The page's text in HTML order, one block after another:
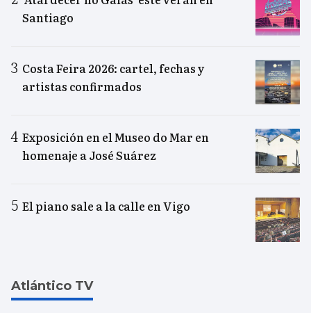
Santiago
Costa Feira 2026: cartel, fechas y
artistas confirmados
Exposición en el Museo do Mar en
homenaje a José Suárez
El piano sale a la calle en Vigo
Atlántico TV